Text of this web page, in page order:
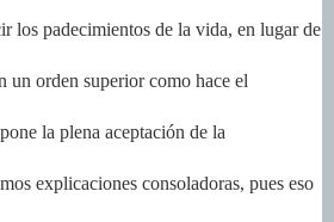
los padecimientos de la vida, en lugar de
un orden superior como hace el
la plena aceptación de la
explicaciones consoladoras, pues eso